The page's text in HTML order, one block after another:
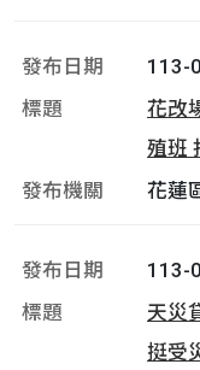
113-
花改
殖班
花蓮
113-
天災
挺受